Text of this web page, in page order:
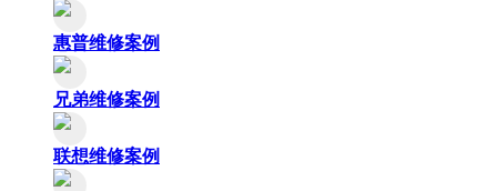
惠普维修案例
兄弟维修案例
联想维修案例